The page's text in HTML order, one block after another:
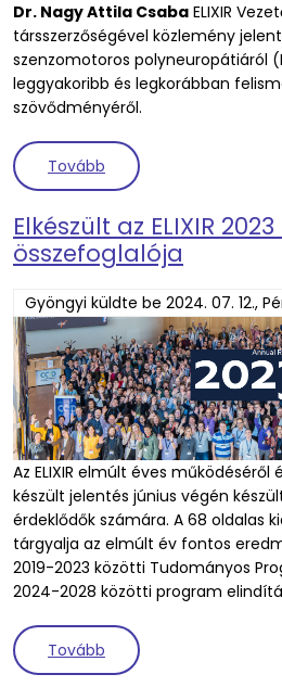
Dr. Nagy Attila Csaba ELIXIR
társszerzőségével közlemény
szenzomotoros polyneuropátiáról
leggyakoribb és legkorábban
szövődményéről.
Tovább (Közlemény jelent
Elkészült az ELIXIR
összefoglalója
Gyöngyi küldte be 2024. 07. 12.,
Az ELIXIR elmúlt éves működéséről
készült jelentés június végén
érdeklődők számára. A 68 oldalas
tárgyalja az elmúlt év fontos
2019-2023 közötti Tudományos
2024-2028 közötti program
Tovább (Elkészült az ELIXIR